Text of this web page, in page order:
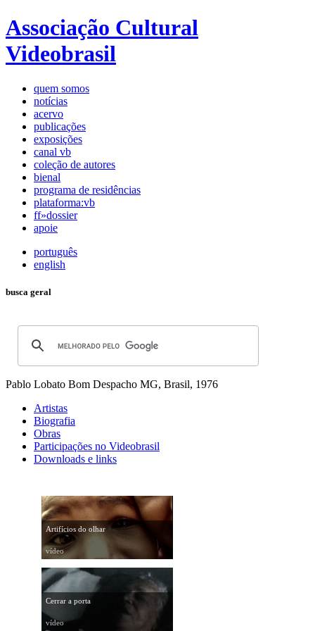
Associação Cultural
Videobrasil
quem somos
notícias
acervo
publicações
exposições
canal vb
coleção de autores
bienal
programa de residências
plataforma:vb
ff»dossier
apoie
português
english
busca geral
Pablo Lobato Bom Despacho MG, Brasil, 1976
Artistas
Biografia
Obras
Participações no Videobrasil
Downloads e links
Artifícios do olhar
vídeo
Cerrar a porta
vídeo